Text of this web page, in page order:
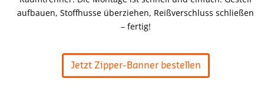
aufbauen, Stoffhusse überziehen, Reißverschluss schließen
– fertig!
Jetzt Zipper-Banner bestellen